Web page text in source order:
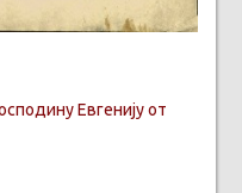
Евгенију от